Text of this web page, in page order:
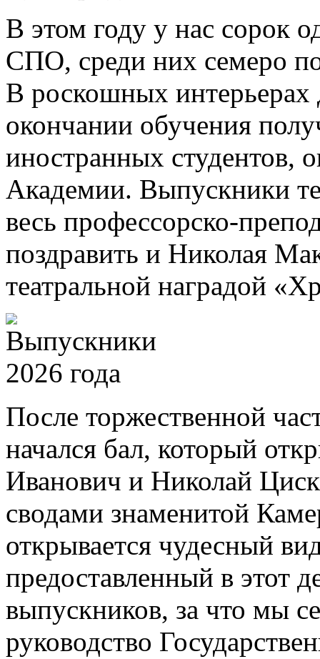
В этом году у нас сорок
СПО, среди них семеро
В роскошных интерьерах
окончании обучения
иностранных студентов,
Академии. Выпускники
весь профессорско-
поздравить и Николая
театральной наградой
После торжественной
начался бал, который
Иванович и Николай
сводами знаменитой
открывается чудесный
предоставленный в этот
выпускников, за что мы
руководство